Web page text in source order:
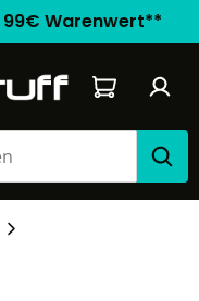
Warenwert**
Warenkorb